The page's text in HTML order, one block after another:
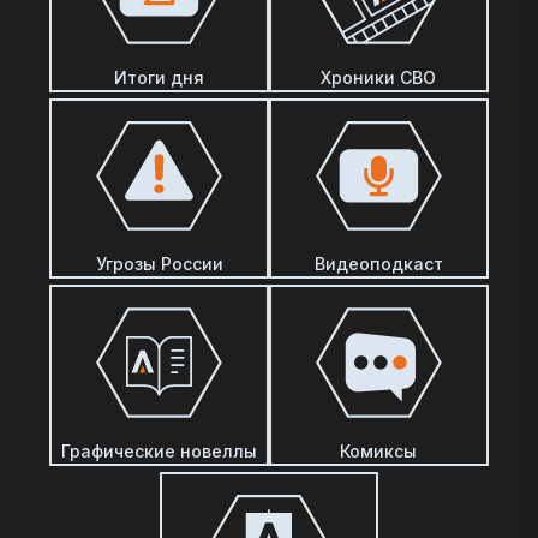
Итоги дня Хроники СВО
Угрозы России Видеоподкаст
Графические новеллы Комиксы